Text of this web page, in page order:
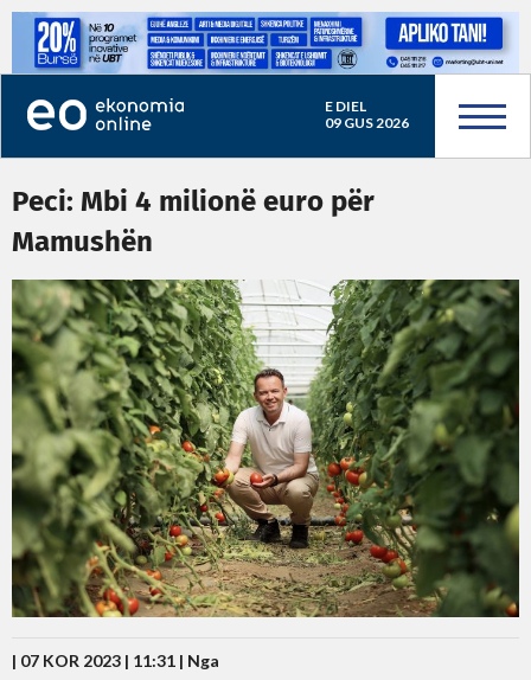
E DIEL
09 GUS 2026
Peci: Mbi 4 milionë euro për
Mamushën
| 07 KOR 2023 | 11:31 | Nga